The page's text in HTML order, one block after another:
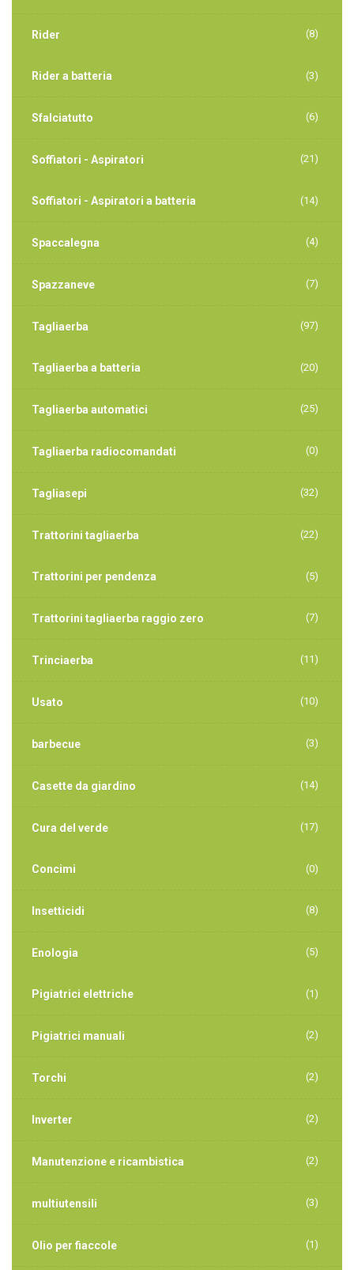
Rider (8)
Rider a batteria (3)
Sfalciatutto (6)
Soffiatori - Aspiratori (21)
Soffiatori - Aspiratori a batteria (14)
Spaccalegna (4)
Spazzaneve (7)
Tagliaerba (97)
Tagliaerba a batteria (20)
Tagliaerba automatici (25)
Tagliaerba radiocomandati (0)
Tagliasepi (32)
Trattorini tagliaerba (22)
Trattorini per pendenza (5)
Trattorini tagliaerba raggio zero (7)
Trinciaerba (11)
Usato (10)
barbecue (3)
Casette da giardino (14)
Cura del verde (17)
Concimi (0)
Insetticidi (8)
Enologia (5)
Pigiatrici elettriche (1)
Pigiatrici manuali (2)
Torchi (2)
Inverter (2)
Manutenzione e ricambistica (2)
multiutensili (3)
Olio per fiaccole (1)